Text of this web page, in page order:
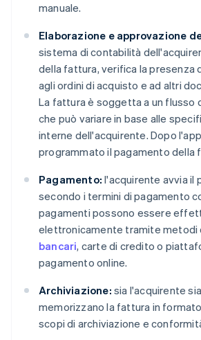
manuale.
Elaborazione e approvazione
sistema di contabilità
della fattura, verifica la presenza
agli ordini di acquisto e ad altri
La fattura è soggetta a un flusso
che può variare in base alle
interne dell'acquirente. Dopo
programmato il pagamento della
Pagamento: l'acquirente avvia il
secondo i termini di pagamento
pagamenti possono essere
elettronicamente tramite metodi
bancari, carte di credito o
pagamento online.
Archiviazione: sia l'acquirente
memorizzano la fattura in
scopi di archiviazione e